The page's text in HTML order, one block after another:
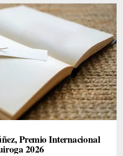
Premio Internacional
2026